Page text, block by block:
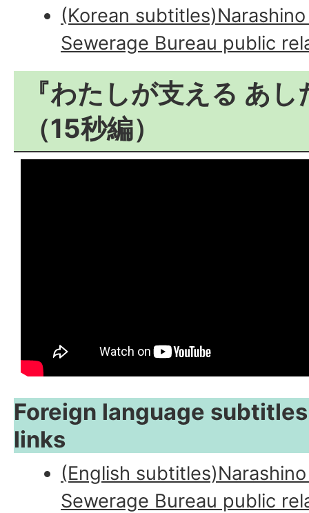
(Korean
Sewerage Bureau public
『わたしが支える あ
（15秒編）
Foreign language
links
(English
Sewerage Bureau public